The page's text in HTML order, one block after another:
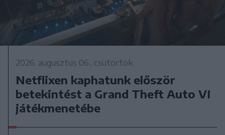
2026. augusztus 06., csütörtök
Netflixen kaphatunk először
betekintést a Grand Theft Auto VI
játékmenetébe